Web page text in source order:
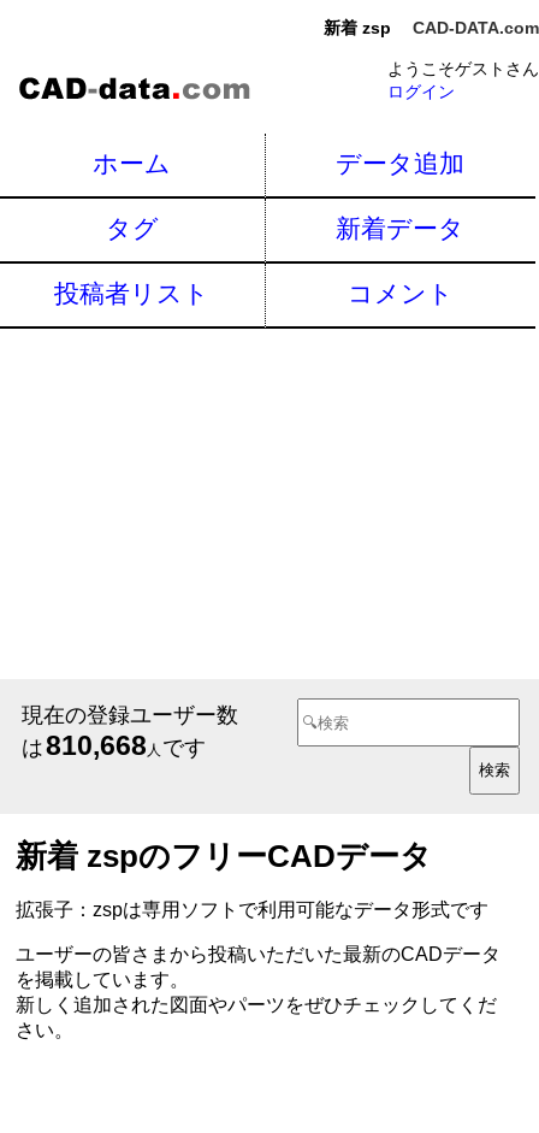
新着 zsp CAD-DATA.com
ようこそゲストさん
ログイン
ホーム データ追加
タグ 新着データ
投稿者リスト コメント
現在の登録ユーザー数
は810,668 人 です
新着 zspのフリーCADデータ
拡張子：zspは専用ソフトで利用可能なデータ形式です
ユーザーの皆さまから投稿いただいた最新のCADデータ
を掲載しています。
新しく追加された図面やパーツをぜひチェックしてくだ
さい。